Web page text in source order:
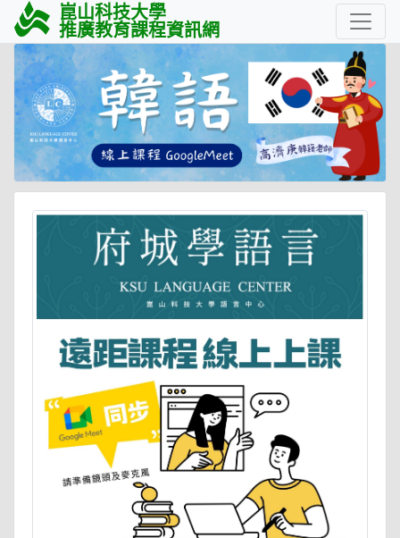
崑山科技大學
推廣教育課程資訊網